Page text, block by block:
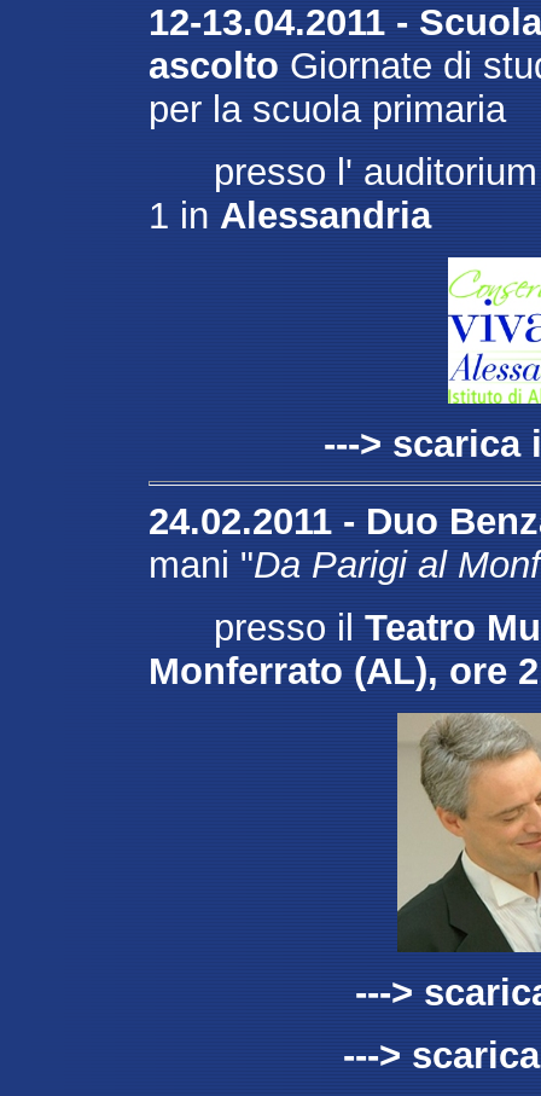
12-13.04.2011 -
ascolto Giornate di
per la scuola primaria
presso l' auditorium
1 in Alessandria
--->
24.02.2011 - Duo
mani "Da Parigi al
presso il Teatro
Monferrato (AL), ore
--->
--->